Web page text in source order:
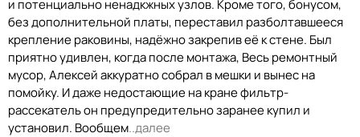
и потенциально ненадкжных узлов. Кроме того, бонусом,
без дополнительной платы, переставил разболтавшееся
крепление раковины, надёжно закрепив её к стене. Был
приятно удивлен, когда после монтажа, Весь ремонтный
мусор, Алексей аккуратно собрал в мешки и вынес на
помойку. И даже недостающие на кране фильтр-
рассекатель он предупредительно заранее купил и
установил. Вообщем..далее